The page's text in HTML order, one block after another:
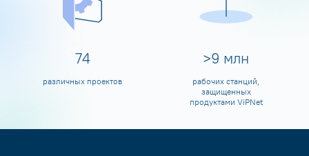
80
различных проектов
>10 млн
рабочих станций,
защищенных
продуктами ViPNet